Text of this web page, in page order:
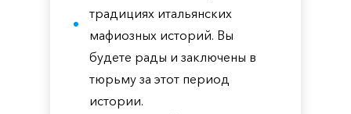
традициях итальянских
мафиозных историй. Вы
будете рады и заключены в
тюрьму за этот период
истории.